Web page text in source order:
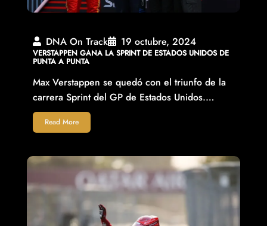
DNA On Track 19 octubre, 2024
VERSTAPPEN GANA LA SPRINT DE ESTADOS UNIDOS DE
PUNTA A PUNTA
Max Verstappen se quedó con el triunfo de la
carrera Sprint del GP de Estados Unidos.…
Read More